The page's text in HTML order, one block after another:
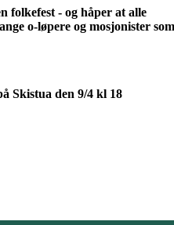
folkefest - og håper at alle
o-løpere og mosjonister som
Skistua den 9/4 kl 18